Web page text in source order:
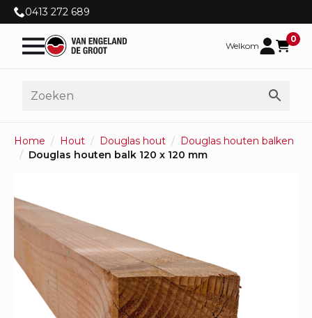
0413 272 689
Welkom
0
Home Hout Douglas hout
Douglas houten balken
Douglas houten balk 120 x 120 mm